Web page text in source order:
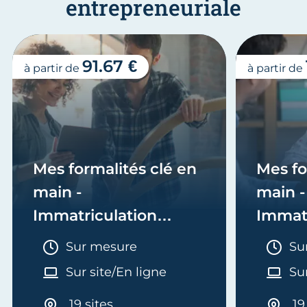
entrepreneuriale
Mes formalités clé en
main -
Immatriculation
(EI/Micro-entreprise
Durée :
Sur mesure
Sur site/En ligne
à partir de 91.67 €
Mes
main -
à partir de